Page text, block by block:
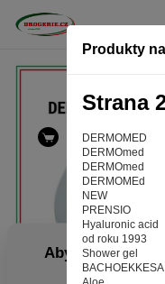
Produkty
Strana
DERMOMED
DERMOmed
DERMOmed
DERMOMEd
NEW
PRENSIO
Hyaluronic acid
od roku 1993
Shower gel
BACHOEKKESA
Aby web